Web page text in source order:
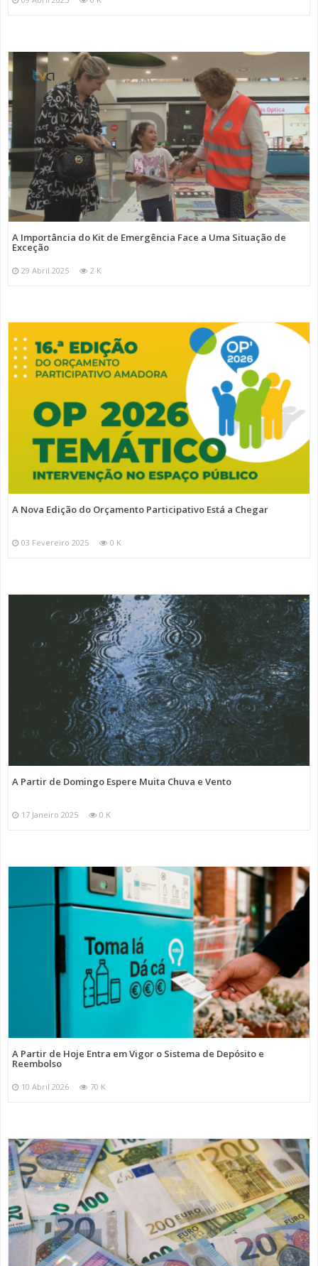
A Importância do Kit de Emergência Face a Uma Situação de
Exceção
29 Abril 2025 2 K
A Nova Edição do Orçamento Participativo Está a Chegar
03 Fevereiro 2025 0 K
A Partir de Domingo Espere Muita Chuva e Vento
17 Janeiro 2025 0 K
A Partir de Hoje Entra em Vigor o Sistema de Depósito e
Reembolso
10 Abril 2026 70 K